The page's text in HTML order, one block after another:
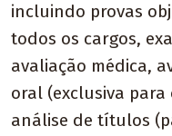
incluindo provas
todos os cargos,
avaliação médica,
oral (exclusiva
análise de títulos